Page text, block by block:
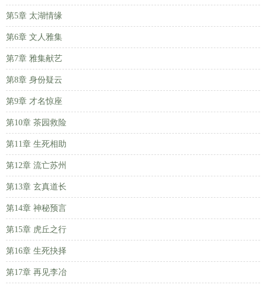
第5章 太湖情缘
第6章 文人雅集
第7章 雅集献艺
第8章 身份疑云
第9章 才名惊座
第10章 茶园救险
第11章 生死相助
第12章 流亡苏州
第13章 玄真道长
第14章 神秘预言
第15章 虎丘之行
第16章 生死抉择
第17章 再见李冶